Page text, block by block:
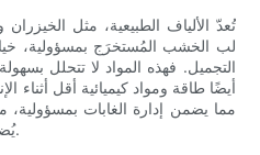
تُعدّ الألياف الطبيعية، مثل
لب الخشب المُستخرَج بمسؤولية،
التجميل. فهذه المواد لا تتحلل
أيضًا طاقة ومواد كيميائية أقل أثناء
يُضيف بُعدًا إضافيًا من الرعاية البيئية.